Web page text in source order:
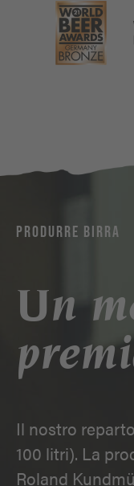
PRODURRE BIRRA
Un
Il nostro
100 litri). La
Roland